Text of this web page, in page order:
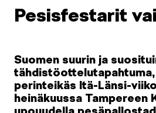
Pesisfestarit
Suomen suurin ja
perinteikäs Itä-Länsi-
heinäkuussa Tampereen